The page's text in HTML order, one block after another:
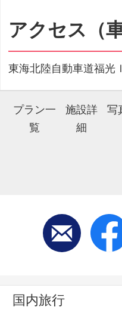
アクセス（車
東海北陸自動車道福光
プラン一
覧
施設詳
細
写
国内旅行